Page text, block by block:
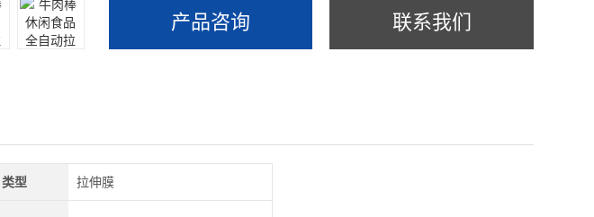
产品咨询 联系我们
类型 拉伸膜